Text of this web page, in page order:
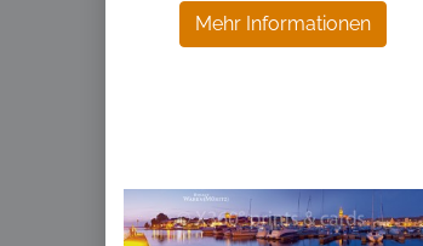
Mehr Informationen